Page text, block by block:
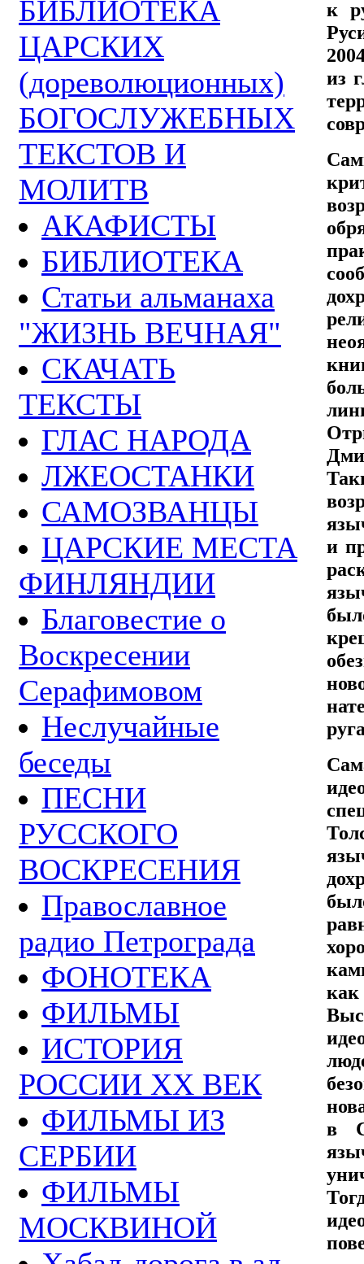
БИБЛИОТЕКА
ЦАРСКИХ
(дореволюционных)
БОГОСЛУЖЕБНЫХ
ТЕКСТОВ И
МОЛИТВ
АКАФИСТЫ
БИБЛИОТЕКА
Статьи альманаха
"ЖИЗНЬ ВЕЧНАЯ"
СКАЧАТЬ
ТЕКСТЫ
ГЛАС НАРОДА
ЛЖЕОСТАНКИ
САМОЗВАНЦЫ
ЦАРСКИЕ МЕСТА
ФИНЛЯНДИИ
Благовестие о
Воскресении
Серафимовом
Неслучайные
беседы
ПЕСНИ
РУССКОГО
ВОСКРЕСЕНИЯ
Православное
радио Петрограда
ФОНОТЕКА
ФИЛЬМЫ
ИСТОРИЯ
РОССИИ ХХ ВЕК
ФИЛЬМЫ ИЗ
СЕРБИИ
ФИЛЬМЫ
МОСКВИНОЙ
к
из
и
в